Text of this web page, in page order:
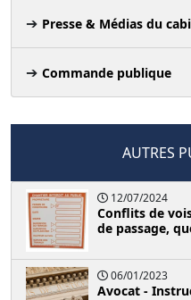
Presse & Médias du
Commande publique
AUTRES
12/07/2024
Conflits de
de passage,
06/01/2023
Avocat -